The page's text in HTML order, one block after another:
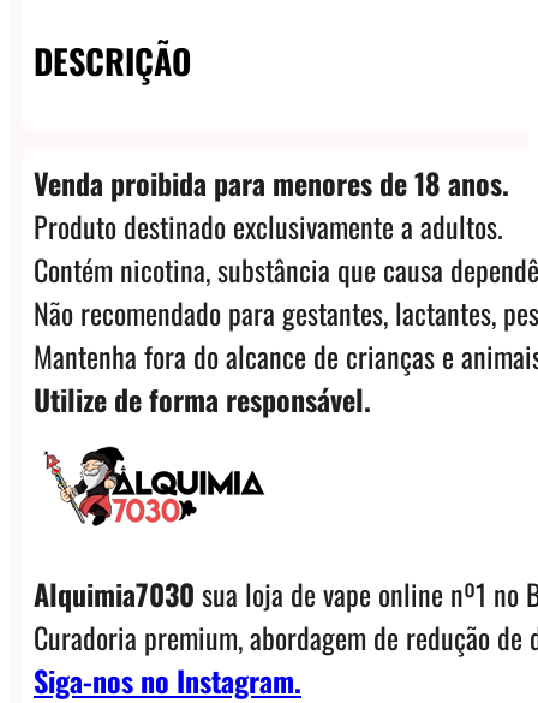
DESCRIÇÃO
Venda proibida para menores de 18 anos.
Produto destinado exclusivamente a adultos.
Contém nicotina, substância que causa
Não recomendado para gestantes, lactantes,
Mantenha fora do alcance de crianças e
Utilize de forma responsável.
Alquimia7030sua loja de vape online nº1 no
Curadoria premium, abordagem de redução
Siga-nos no Instagram.